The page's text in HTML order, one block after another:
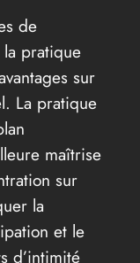
de
la pratique
sur
La pratique
maîtrise
sur
la
et le
d’intimité